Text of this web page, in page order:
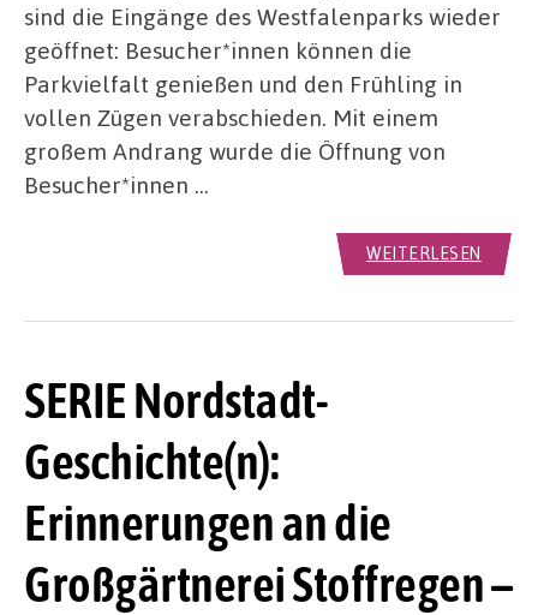
sind die Eingänge des Westfalenparks wieder
geöffnet: Besucher*innen können die
Parkvielfalt genießen und den Frühling in
vollen Zügen verabschieden. Mit einem
großem Andrang wurde die Öffnung von
Besucher*innen …
WEITERLESEN
SERIE Nordstadt-
Geschichte(n):
Erinnerungen an die
Großgärtnerei Stoffregen –